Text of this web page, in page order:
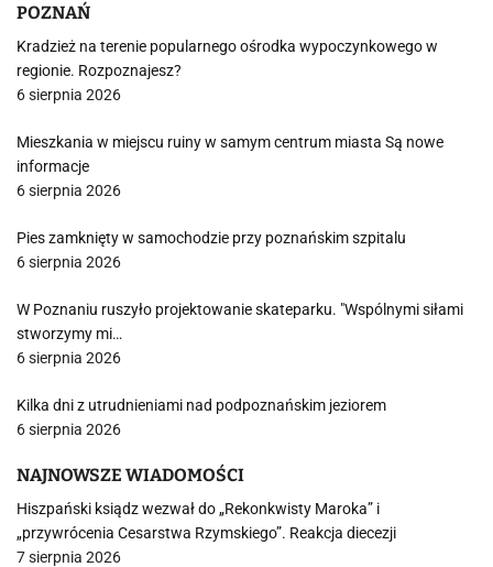
POZNAŃ
Kradzież na terenie popularnego ośrodka wypoczynkowego w
regionie. Rozpoznajesz?
6 sierpnia 2026
Mieszkania w miejscu ruiny w samym centrum miasta Są nowe
informacje
6 sierpnia 2026
Pies zamknięty w samochodzie przy poznańskim szpitalu
6 sierpnia 2026
W Poznaniu ruszyło projektowanie skateparku. "Wspólnymi siłami
stworzymy mi…
6 sierpnia 2026
Kilka dni z utrudnieniami nad podpoznańskim jeziorem
6 sierpnia 2026
NAJNOWSZE WIADOMOŚCI
Hiszpański ksiądz wezwał do „Rekonkwisty Maroka” i
„przywrócenia Cesarstwa Rzymskiego”. Reakcja diecezji
7 sierpnia 2026